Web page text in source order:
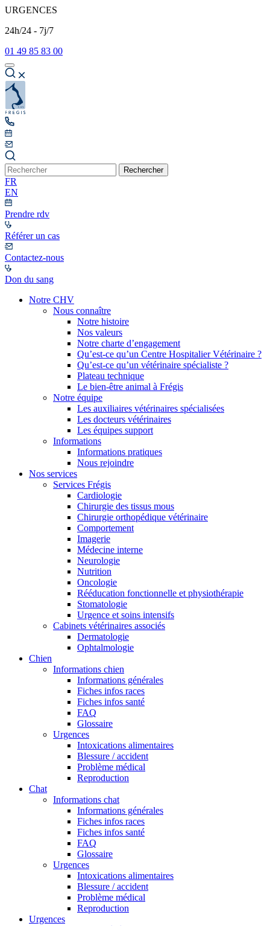
URGENCES
24h/24 - 7j/7
01 49 85 83 00
Rechercher
FR
EN
Prendre rdv
Référer un cas
Contactez-nous
Don du sang
Notre CHV
Nous connaître
Notre histoire
Nos valeurs
Notre charte d’engagement
Qu’est-ce qu’un Centre Hospitalier Vétérinaire ?
Qu’est-ce qu’un vétérinaire spécialiste ?
Plateau technique
Le bien-être animal à Frégis
Notre équipe
Les auxiliaires vétérinaires spécialisées
Les docteurs vétérinaires
Les équipes support
Informations
Informations pratiques
Nous rejoindre
Nos services
Services Frégis
Cardiologie
Chirurgie des tissus mous
Chirurgie orthopédique vétérinaire
Comportement
Imagerie
Médecine interne
Neurologie
Nutrition
Oncologie
Rééducation fonctionnelle et physiothérapie
Stomatologie
Urgence et soins intensifs
Cabinets vétérinaires associés
Dermatologie
Ophtalmologie
Chien
Informations chien
Informations générales
Fiches infos races
Fiches infos santé
FAQ
Glossaire
Urgences
Intoxications alimentaires
Blessure / accident
Problème médical
Reproduction
Chat
Informations chat
Informations générales
Fiches infos races
Fiches infos santé
FAQ
Glossaire
Urgences
Intoxications alimentaires
Blessure / accident
Problème médical
Reproduction
Urgences